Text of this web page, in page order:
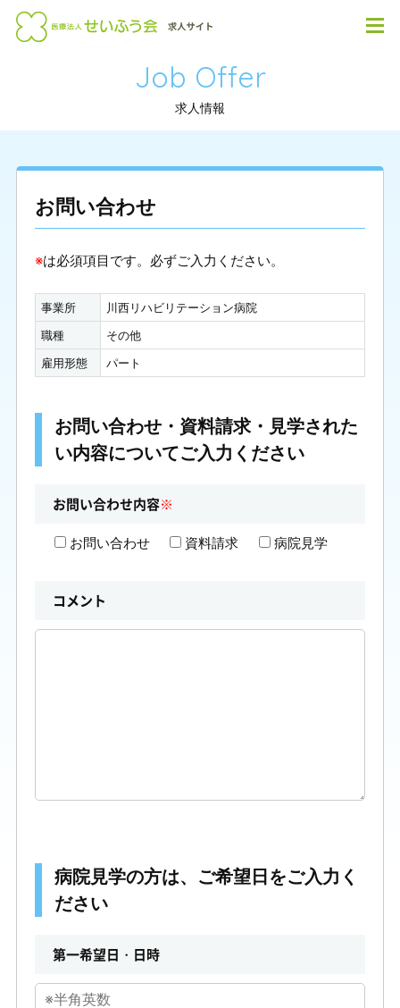
Job Offer
求人情報
お問い合わせ
※は必須項目です。必ずご入力ください。
事業所
川西リハビリテーション病院
職種
その他
雇用形態
パート
お問い合わせ・資料請求・見学された
い内容についてご入力ください
お問い合わせ内容※
お問い合わせ 資料請求 病院見学
コメント
病院見学の方は、ご希望日をご入力く
ださい
第一希望日・日時